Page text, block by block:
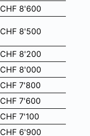
CHF 8'600
CHF 8'500
CHF 8'200
CHF 8'000
CHF 7'800
CHF 7'600
CHF 7'100
CHF 6'900